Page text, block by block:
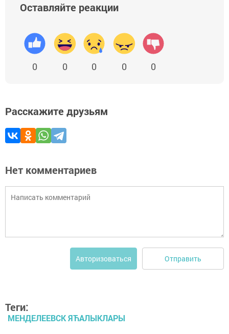
Оставляйте реакции
0 0 0 0 0
Расскажите друзьям
Нет комментариев
Авторизоваться Отправить
Теги:
МЕНДЕЛЕЕВСК ЯЋАЛЫКЛАРЫ